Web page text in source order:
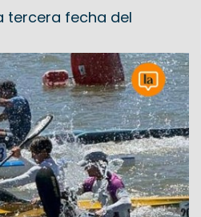
tercera fecha del